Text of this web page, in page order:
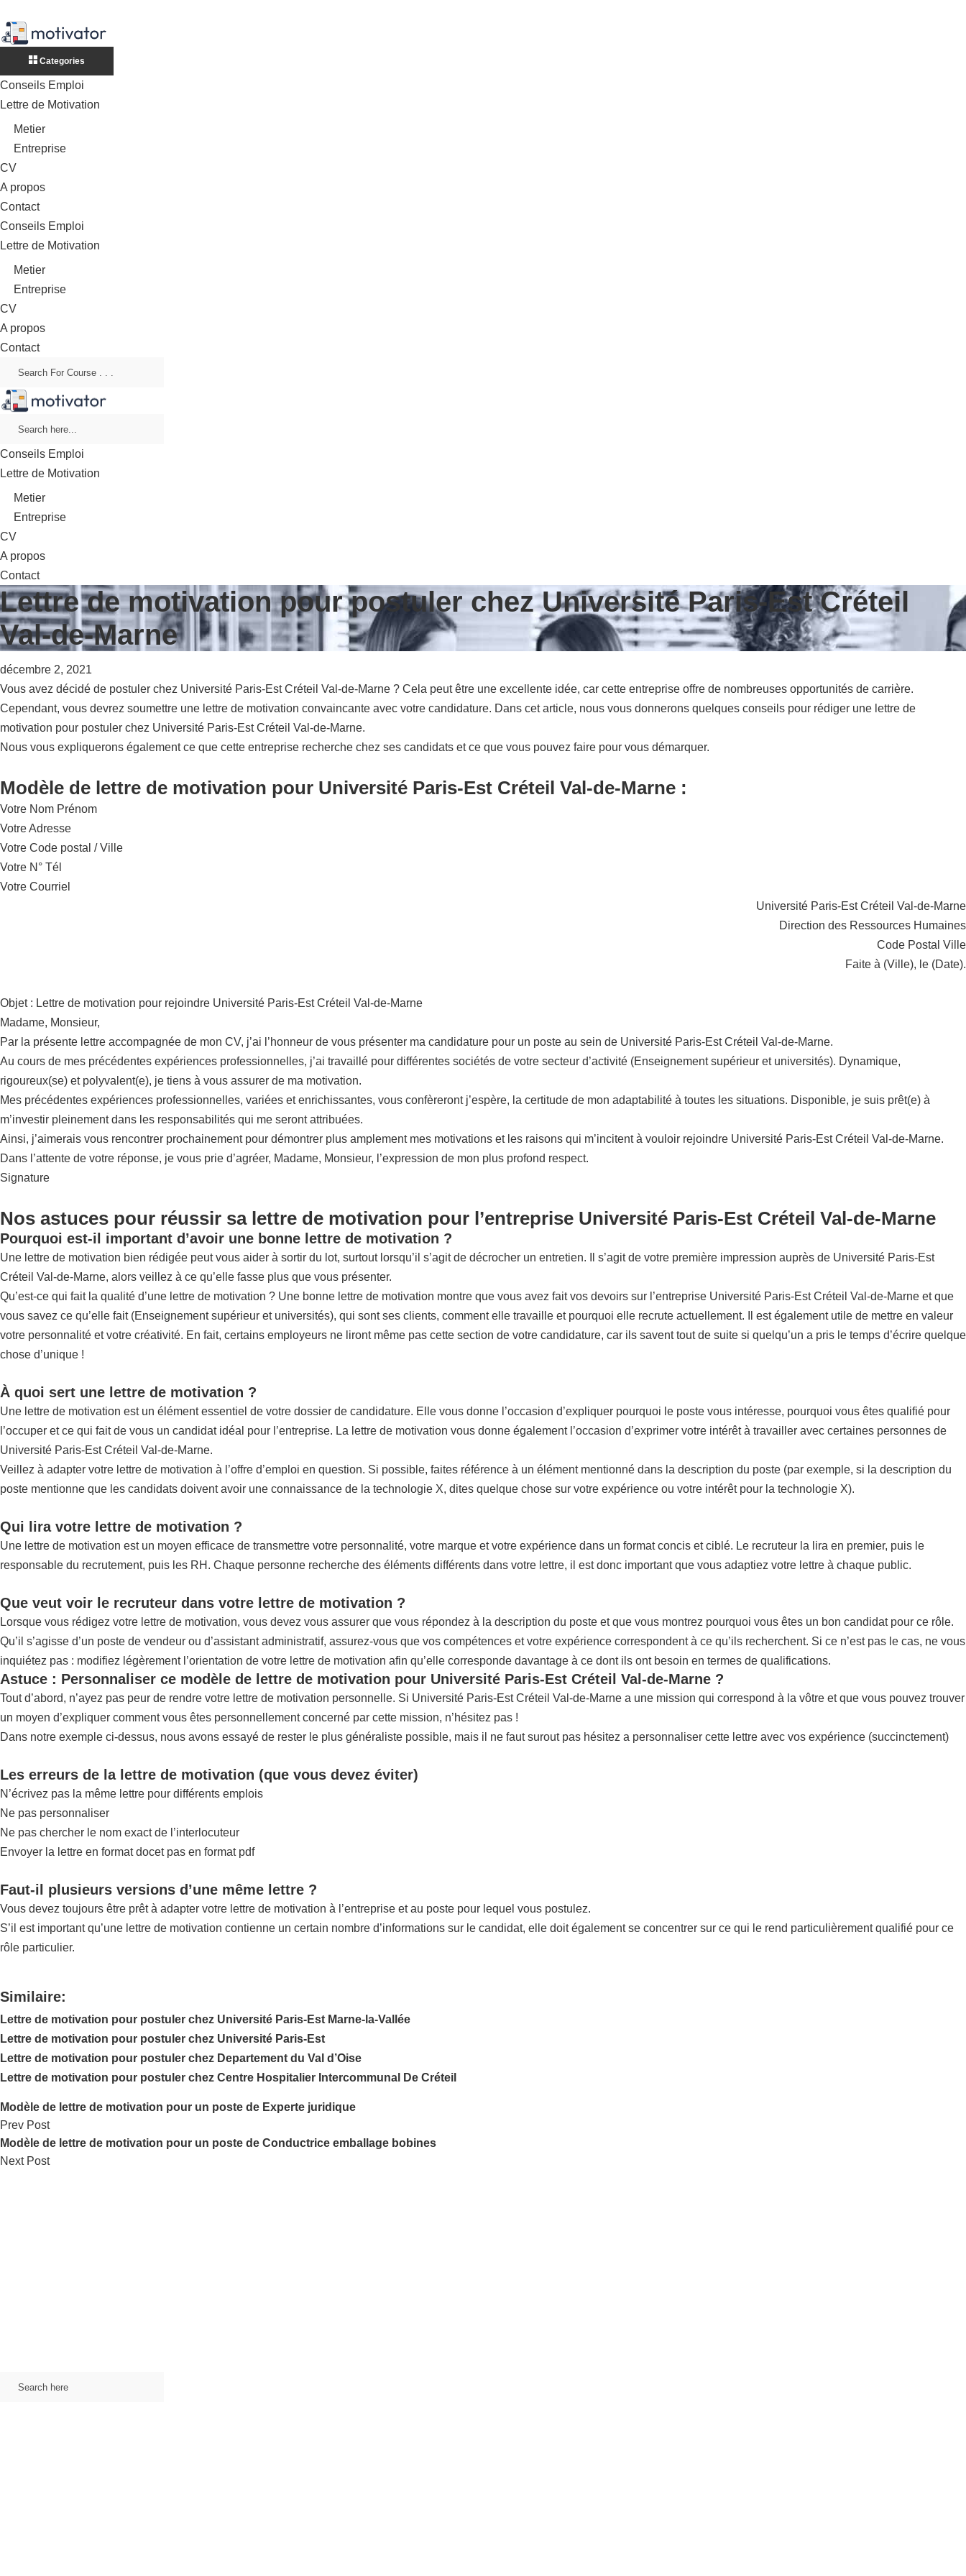
Categories
Conseils Emploi
Lettre de Motivation
Metier
Entreprise
CV
A propos
Contact
Conseils Emploi
Lettre de Motivation
Metier
Entreprise
CV
A propos
Contact
Conseils Emploi
Lettre de Motivation
Metier
Entreprise
CV
A propos
Contact
Lettre de motivation pour postuler chez Université Paris-Est Créteil
Val-de-Marne
décembre 2, 2021
Vous avez décidé de postuler chez Université Paris-Est Créteil Val-de-Marne ? Cela peut être une excellente idée, car cette entreprise offre de nombreuses opportunités de carrière.
Cependant, vous devrez soumettre une lettre de motivation convaincante avec votre candidature. Dans cet article, nous vous donnerons quelques conseils pour rédiger une lettre de
motivation pour postuler chez Université Paris-Est Créteil Val-de-Marne.
Nous vous expliquerons également ce que cette entreprise recherche chez ses candidats et ce que vous pouvez faire pour vous démarquer.
Modèle de lettre de motivation pour Université Paris-Est Créteil Val-de-Marne :
Votre Nom Prénom
Votre Adresse
Votre Code postal / Ville
Votre N° Tél
Votre Courriel
Université Paris-Est Créteil Val-de-Marne
Direction des Ressources Humaines
Code Postal Ville
Faite à (Ville), le (Date).
Objet : Lettre de motivation pour rejoindre Université Paris-Est Créteil Val-de-Marne
Madame, Monsieur,
Par la présente lettre accompagnée de mon CV, j’ai l’honneur de vous présenter ma candidature pour un poste au sein de Université Paris-Est Créteil Val-de-Marne.
Au cours de mes précédentes expériences professionnelles, j’ai travaillé pour différentes sociétés de votre secteur d’activité (Enseignement supérieur et universités). Dynamique,
rigoureux(se) et polyvalent(e), je tiens à vous assurer de ma motivation.
Mes précédentes expériences professionnelles, variées et enrichissantes, vous confèreront j’espère, la certitude de mon adaptabilité à toutes les situations. Disponible, je suis prêt(e) à
m’investir pleinement dans les responsabilités qui me seront attribuées.
Ainsi, j’aimerais vous rencontrer prochainement pour démontrer plus amplement mes motivations et les raisons qui m’incitent à vouloir rejoindre Université Paris-Est Créteil Val-de-Marne.
Dans l’attente de votre réponse, je vous prie d’agréer, Madame, Monsieur, l’expression de mon plus profond respect.
Signature
Nos astuces pour réussir sa lettre de motivation pour l’entreprise Université Paris-Est Créteil Val-de-Marne
Pourquoi est-il important d’avoir une bonne lettre de motivation ?
Une lettre de motivation bien rédigée peut vous aider à sortir du lot, surtout lorsqu’il s’agit de décrocher un entretien. Il s’agit de votre première impression auprès de Université Paris-Est
Créteil Val-de-Marne, alors veillez à ce qu’elle fasse plus que vous présenter.
Qu’est-ce qui fait la qualité d’une lettre de motivation ? Une bonne lettre de motivation montre que vous avez fait vos devoirs sur l’entreprise Université Paris-Est Créteil Val-de-Marne et que
vous savez ce qu’elle fait (Enseignement supérieur et universités), qui sont ses clients, comment elle travaille et pourquoi elle recrute actuellement. Il est également utile de mettre en valeur
votre personnalité et votre créativité. En fait, certains employeurs ne liront même pas cette section de votre candidature, car ils savent tout de suite si quelqu’un a pris le temps d’écrire quelque
chose d’unique !
À quoi sert une lettre de motivation ?
Une lettre de motivation est un élément essentiel de votre dossier de candidature. Elle vous donne l’occasion d’expliquer pourquoi le poste vous intéresse, pourquoi vous êtes qualifié pour
l’occuper et ce qui fait de vous un candidat idéal pour l’entreprise. La lettre de motivation vous donne également l’occasion d’exprimer votre intérêt à travailler avec certaines personnes de
Université Paris-Est Créteil Val-de-Marne.
Veillez à adapter votre lettre de motivation à l’offre d’emploi en question. Si possible, faites référence à un élément mentionné dans la description du poste (par exemple, si la description du
poste mentionne que les candidats doivent avoir une connaissance de la technologie X, dites quelque chose sur votre expérience ou votre intérêt pour la technologie X).
Qui lira votre lettre de motivation ?
Une lettre de motivation est un moyen efficace de transmettre votre personnalité, votre marque et votre expérience dans un format concis et ciblé. Le recruteur la lira en premier, puis le
responsable du recrutement, puis les RH. Chaque personne recherche des éléments différents dans votre lettre, il est donc important que vous adaptiez votre lettre à chaque public.
Que veut voir le recruteur dans votre lettre de motivation ?
Lorsque vous rédigez votre lettre de motivation, vous devez vous assurer que vous répondez à la description du poste et que vous montrez pourquoi vous êtes un bon candidat pour ce rôle.
Qu’il s’agisse d’un poste de vendeur ou d’assistant administratif, assurez-vous que vos compétences et votre expérience correspondent à ce qu’ils recherchent. Si ce n’est pas le cas, ne vous
inquiétez pas : modifiez légèrement l’orientation de votre lettre de motivation afin qu’elle corresponde davantage à ce dont ils ont besoin en termes de qualifications.
Astuce : Personnaliser ce modèle de lettre de motivation pour Université Paris-Est Créteil Val-de-Marne ?
Tout d’abord, n’ayez pas peur de rendre votre lettre de motivation personnelle. Si Université Paris-Est Créteil Val-de-Marne a une mission qui correspond à la vôtre et que vous pouvez trouver
un moyen d’expliquer comment vous êtes personnellement concerné par cette mission, n’hésitez pas !
Dans notre exemple ci-dessus, nous avons essayé de rester le plus généraliste possible, mais il ne faut surout pas hésitez a personnaliser cette lettre avec vos expérience (succinctement)
Les erreurs de la lettre de motivation (que vous devez éviter)
N’écrivez pas la même lettre pour différents emplois
Ne pas personnaliser
Ne pas chercher le nom exact de l’interlocuteur
Envoyer la lettre en format docet pas en format pdf
Faut-il plusieurs versions d’une même lettre ?
Vous devez toujours être prêt à adapter votre lettre de motivation à l’entreprise et au poste pour lequel vous postulez.
S’il est important qu’une lettre de motivation contienne un certain nombre d’informations sur le candidat, elle doit également se concentrer sur ce qui le rend particulièrement qualifié pour ce
rôle particulier.
Similaire:
Lettre de motivation pour postuler chez Université Paris-Est Marne-la-Vallée
Lettre de motivation pour postuler chez Université Paris-Est
Lettre de motivation pour postuler chez Departement du Val d’Oise
Lettre de motivation pour postuler chez Centre Hospitalier Intercommunal De Créteil
Modèle de lettre de motivation pour un poste de Experte juridique
Prev Post
Modèle de lettre de motivation pour un poste de Conductrice emballage bobines
Next Post